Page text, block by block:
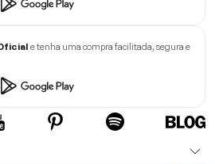
e tenha uma compra facilitada, segura e